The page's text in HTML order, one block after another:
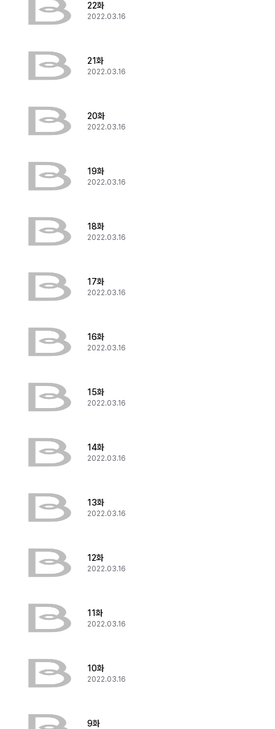
22화
2022.03.16
21화
2022.03.16
20화
2022.03.16
19화
2022.03.16
18화
2022.03.16
17화
2022.03.16
16화
2022.03.16
15화
2022.03.16
14화
2022.03.16
13화
2022.03.16
12화
2022.03.16
11화
2022.03.16
10화
2022.03.16
9화